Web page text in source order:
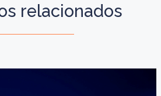
relacionados